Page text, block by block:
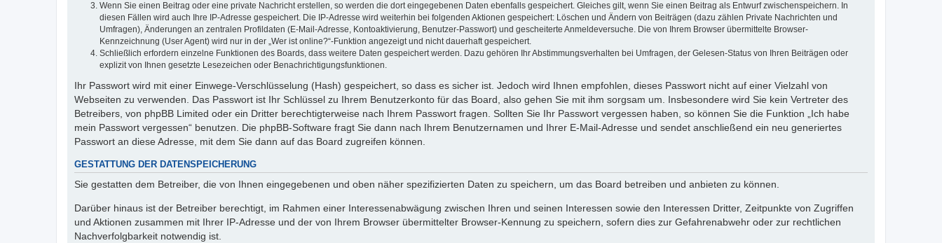
Wenn Sie einen Beitrag oder eine private Nachricht erstellen, so werden die dort eingegebenen Daten ebenfalls gespeichert. Gleiches gilt, wenn Sie einen Beitrag als Entwurf zwischenspeichern. In
diesen Fällen wird auch Ihre IP-Adresse gespeichert. Die IP-Adresse wird weiterhin bei folgenden Aktionen gespeichert: Löschen und Ändern von Beiträgen (dazu zählen Private Nachrichten und
Umfragen), Änderungen an zentralen Profildaten (E-Mail-Adresse, Kontoaktivierung, Benutzer-Passwort) und gescheiterte Anmeldeversuche. Die von Ihrem Browser übermittelte Browser-
Kennzeichnung (User Agent) wird nur in der „Wer ist online?“-Funktion angezeigt und nicht dauerhaft gespeichert.
Schließlich erfordern einzelne Funktionen des Boards, dass weitere Daten gespeichert werden. Dazu gehören Ihr Abstimmungsverhalten bei Umfragen, der Gelesen-Status von Ihren Beiträgen oder
explizit von Ihnen gesetzte Lesezeichen oder Benachrichtigungsfunktionen.
Ihr Passwort wird mit einer Einwege-Verschlüsselung (Hash) gespeichert, so dass es sicher ist. Jedoch wird Ihnen empfohlen, dieses Passwort nicht auf einer Vielzahl von
Webseiten zu verwenden. Das Passwort ist Ihr Schlüssel zu Ihrem Benutzerkonto für das Board, also gehen Sie mit ihm sorgsam um. Insbesondere wird Sie kein Vertreter des
Betreibers, von phpBB Limited oder ein Dritter berechtigterweise nach Ihrem Passwort fragen. Sollten Sie Ihr Passwort vergessen haben, so können Sie die Funktion „Ich habe
mein Passwort vergessen“ benutzen. Die phpBB-Software fragt Sie dann nach Ihrem Benutzernamen und Ihrer E-Mail-Adresse und sendet anschließend ein neu generiertes
Passwort an diese Adresse, mit dem Sie dann auf das Board zugreifen können.
GESTATTUNG DER DATENSPEICHERUNG
Sie gestatten dem Betreiber, die von Ihnen eingegebenen und oben näher spezifizierten Daten zu speichern, um das Board betreiben und anbieten zu können.
Darüber hinaus ist der Betreiber berechtigt, im Rahmen einer Interessenabwägung zwischen Ihren und seinen Interessen sowie den Interessen Dritter, Zeitpunkte von Zugriffen
und Aktionen zusammen mit Ihrer IP-Adresse und der von Ihrem Browser übermittelter Browser-Kennung zu speichern, sofern dies zur Gefahrenabwehr oder zur rechtlichen
Nachverfolgbarkeit notwendig ist.